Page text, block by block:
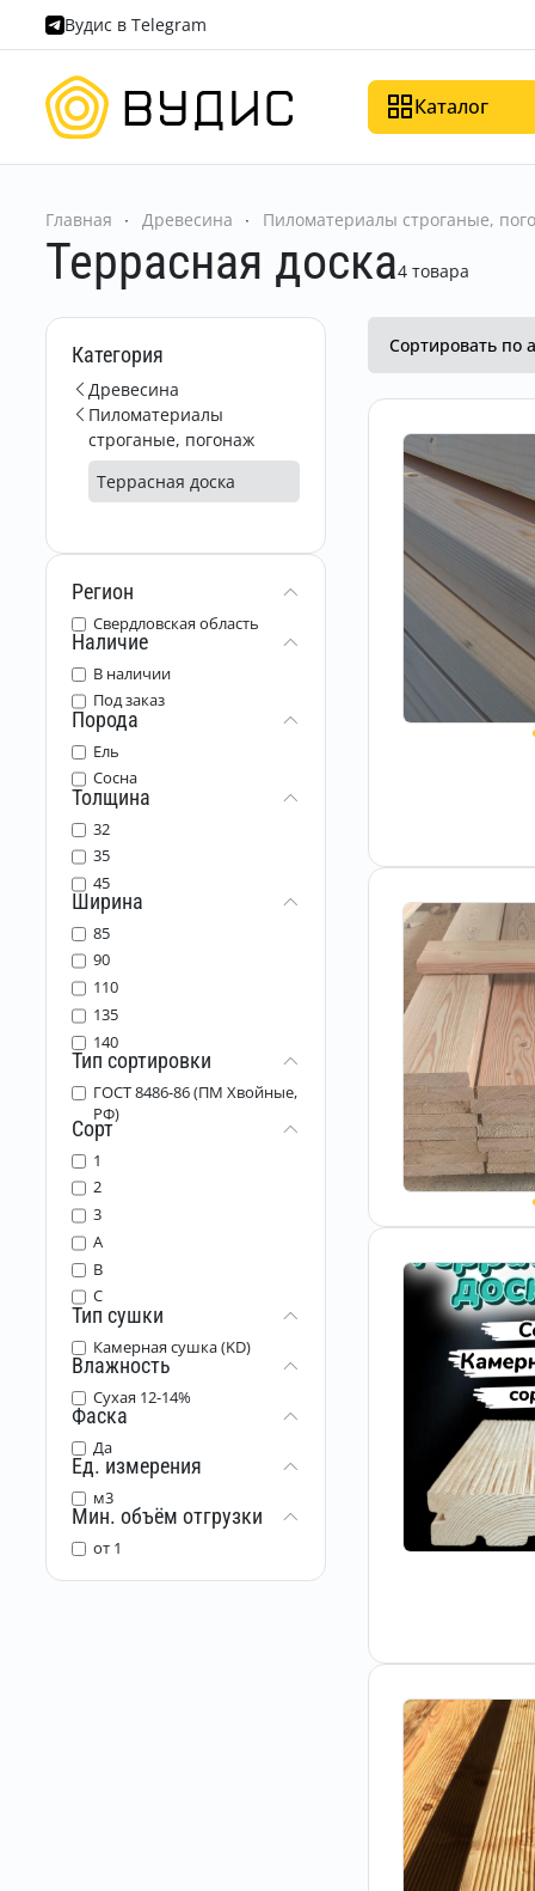
Вудис в Telegram
Каталог
Главная Древесина Пиломатериалы строганые,
Террасная доска4 товара
Категория
Древесина
Пиломатериалы
строганые, погонаж
Террасная доска
Регион
Свердловская область
Наличие
В наличии
Под заказ
Порода
Ель
Сосна
Толщина
32
35
45
Ширина
85
90
110
135
140
Тип сортировки
ГОСТ 8486-86 (ПМ Хвойные,
РФ)
Сорт
1
2
3
A
B
C
Тип сушки
Камерная сушка (KD)
Влажность
Сухая 12-14%
Фаска
Да
Ед. измерения
м3
Мин. объём отгрузки
от 1
Сортировать по